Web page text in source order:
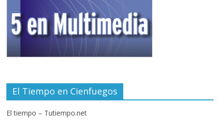
El Tiempo en Cienfuegos
El tiempo – Tutiempo.net